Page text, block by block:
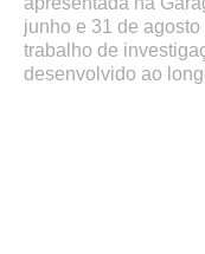
junho e 31 de
trabalho de
desenvolvido ao